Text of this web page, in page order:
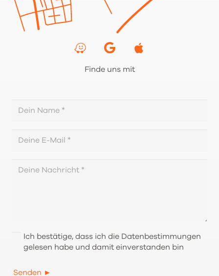
Finde uns mit
Ich bestätige, dass ich die Datenbestimmungen
gelesen habe und damit einverstanden bin
Senden ►